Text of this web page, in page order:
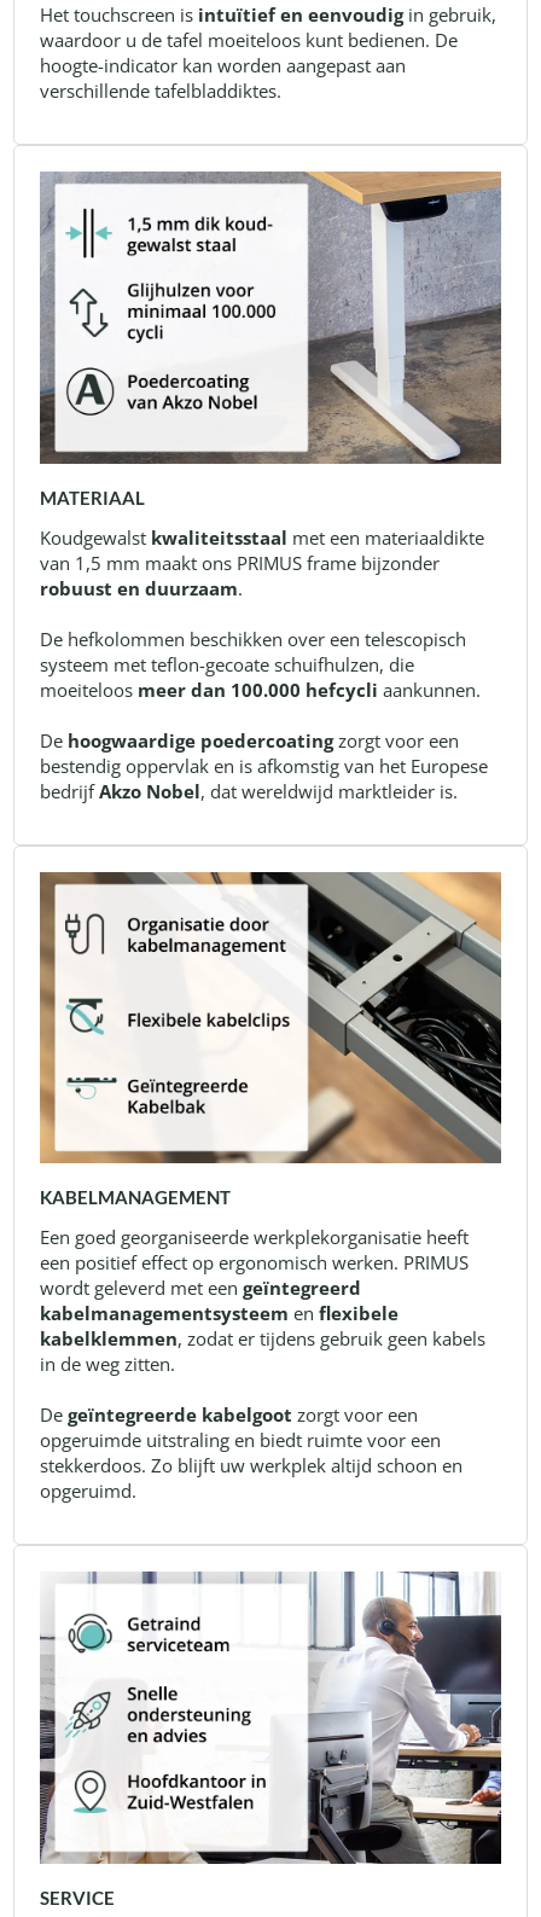
Het touchscreen is intuïtief en eenvoudigin gebruik,
waardoor u de tafel moeiteloos kunt bedienen. De
hoogte-indicator kan worden aangepast aan
verschillende tafelbladdiktes.
MATERIAAL
Koudgewalst kwaliteitsstaal met een materiaaldikte
van 1,5 mm maakt ons PRIMUS frame bijzonder
robuust en duurzaam.
De hefkolommen beschikken over een telescopisch
systeem met teflon-gecoate schuifhulzen, die
moeiteloos meer dan 100.000 hefcycli aankunnen.
De hoogwaardige poedercoatingzorgt voor een
bestendig oppervlak en is afkomstig van het Europese
bedrijfAkzo Nobel, dat wereldwijd marktleider is.
KABELMANAGEMENT
Een goed georganiseerde werkplekorganisatie heeft
een positief effect op ergonomisch werken. PRIMUS
wordt geleverd met eengeïntegreerd
kabelmanagementsysteem enflexibele
kabelklemmen, zodat er tijdens gebruik geen kabels
in de weg zitten.
Degeïntegreerde kabelgoot zorgt voor een
opgeruimde uitstraling en biedt ruimte voor een
stekkerdoos. Zo blijft uw werkplek altijd schoon en
opgeruimd.
SERVICE